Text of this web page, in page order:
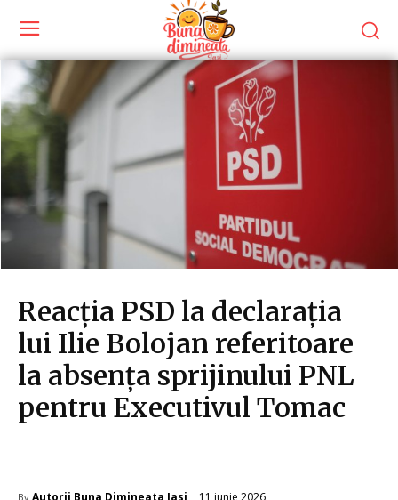
Reacția PSD la declarația
lui Ilie Bolojan referitoare
la absența sprijinului PNL
pentru Executivul Tomac
By 11 iunie 2026